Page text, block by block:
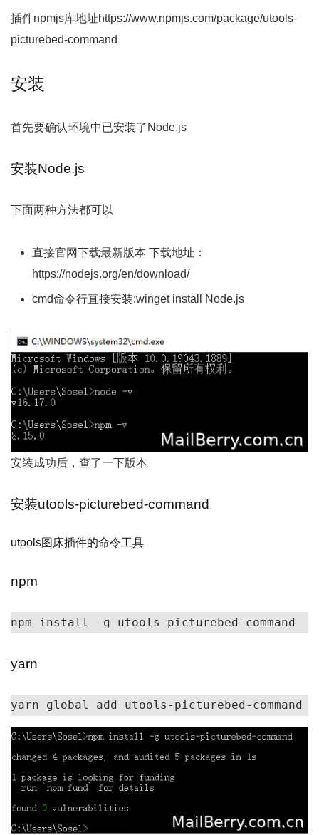
插件npmjs库地址https://www.npmjs.com/package/utools-
picturebed-command
安装
首先要确认环境中已安装了Node.js
安装Node.js
下面两种方法都可以
直接官网下载最新版本 下载地址：
https://nodejs.org/en/download/
cmd命令行直接安装:winget install Node.js
安装成功后，查了一下版本
安装utools-picturebed-command
utools图床插件的命令工具
npm
npm install -g utools-picturebed-command
yarn
yarn global add utools-picturebed-command